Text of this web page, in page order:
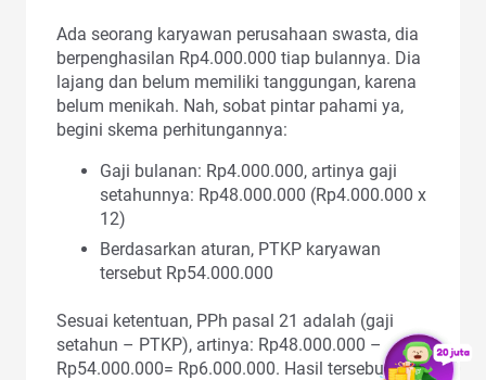
Ada seorang karyawan perusahaan swasta, dia
berpenghasilan Rp4.000.000 tiap bulannya. Dia
lajang dan belum memiliki tanggungan, karena
belum menikah. Nah, sobat pintar pahami ya,
begini skema perhitungannya:
Gaji bulanan: Rp4.000.000, artinya gaji
setahunnya: Rp48.000.000 (Rp4.000.000 x
12)
Berdasarkan aturan, PTKP karyawan
tersebut Rp54.000.000
Sesuai ketentuan, PPh pasal 21 adalah (gaji
setahun – PTKP), artinya: Rp48.000.000 –
Rp54.000.000= Rp6.000.000. Hasil tersebut